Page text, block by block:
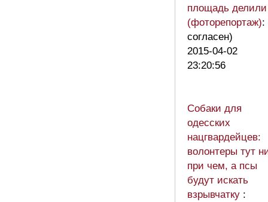
площадь делили
(фоторепортаж):
согласен)
2015-04-02
23:20:56
Собаки для
одесских
нацгвардейцев:
волонтеры тут
при чем, а псы
будут искать
взрывчатку :